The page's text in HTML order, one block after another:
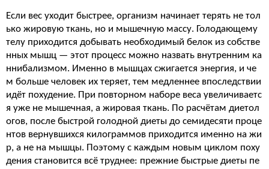
Если вес уходит быстрее, организм начинает терять не тол
ько жировую ткань, но и мышечную массу. Голодающему
телу приходится добывать необходимый белок из собстве
нных мышц — этот процесс можно назвать внутренним ка
ннибализмом. Именно в мышцах сжигается энергия, и че
м больше человек их теряет, тем медленнее впоследствии
идёт похудение. При повторном наборе веса увеличиваетс
я уже не мышечная, а жировая ткань. По расчётам диетол
огов, после быстрой голодной диеты до семидесяти проце
нтов вернувшихся килограммов приходится именно на жи
р, а не на мышцы. Поэтому с каждым новым циклом поху
дения становится всё труднее: прежние быстрые диеты пе